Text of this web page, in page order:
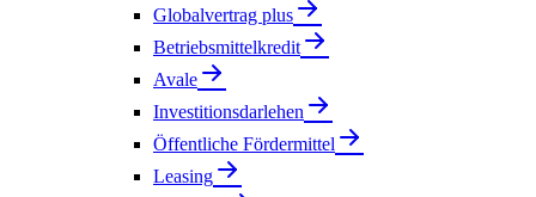
Globalvertrag plus
Betriebsmittelkredit
Avale
Investitionsdarlehen
Öffentliche Fördermittel
Leasing